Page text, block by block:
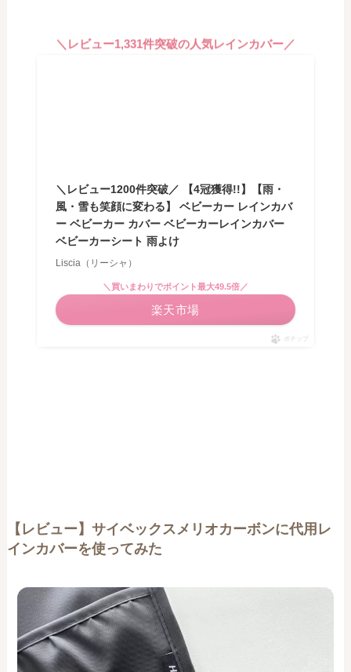
＼レビュー1,331件突破の人気レインカバー／
＼レビュー1200件突破／ 【4冠獲得!!】【雨・
風・雪も笑顔に変わる】 ベビーカー レインカバ
ー ベビーカー カバー ベビーカーレインカバー
ベビーカーシート 雨よけ
Liscia（リーシャ）
＼買いまわりでポイント最大49.5倍／
楽天市場
ポチップ
【レビュー】サイベックスメリオカーボンに代用レ
インカバーを使ってみた